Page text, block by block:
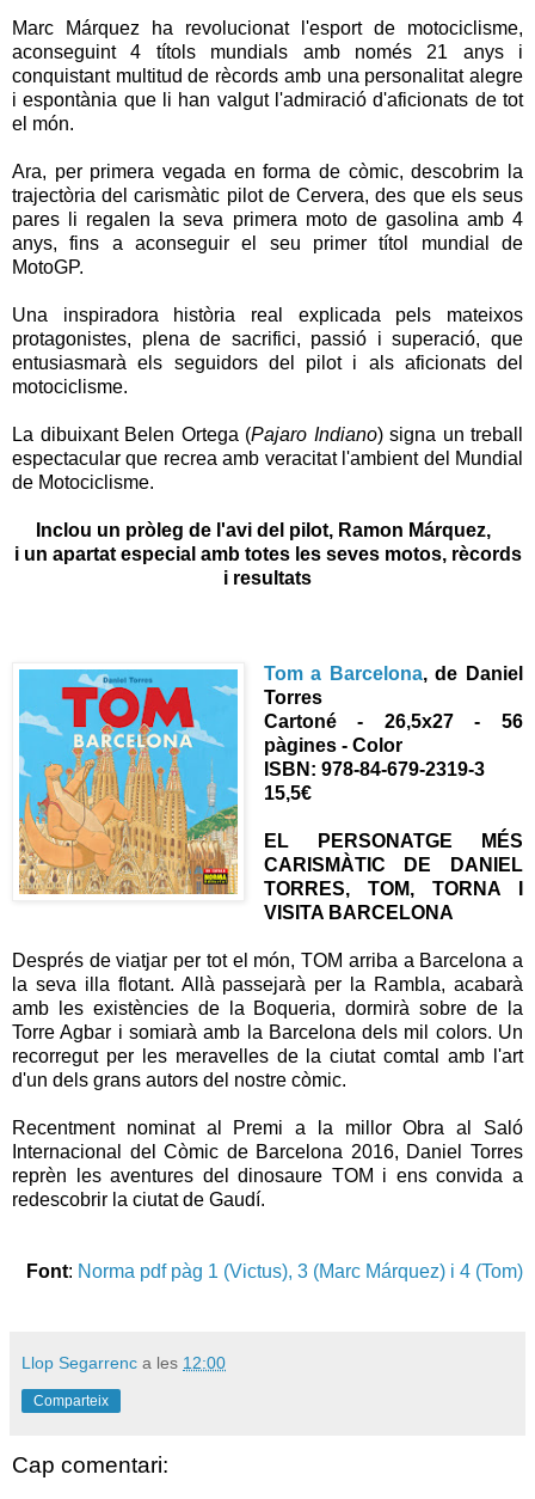
Marc Márquez ha revolucionat l'esport de motociclisme,
aconseguint 4 títols mundials amb només 21 anys i
conquistant multitud de rècords amb una personalitat alegre
i espontània que li han valgut l'admiració d'aficionats de tot
el món.
Ara, per primera vegada en forma de còmic, descobrim la
trajectòria del carismàtic pilot de Cervera, des que els seus
pares li regalen la seva primera moto de gasolina amb 4
anys, fins a aconseguir el seu primer títol mundial de
MotoGP.
Una inspiradora història real explicada pels mateixos
protagonistes, plena de sacrifici, passió i superació, que
entusiasmarà els seguidors del pilot i als aficionats del
motociclisme.
La dibuixant Belen Ortega (Pajaro Indiano) signa un treball
espectacular que recrea amb veracitat l'ambient del Mundial
de Motociclisme.
Inclou un pròleg de l'avi del pilot, Ramon Márquez,
i un apartat especial amb totes les seves motos, rècords
i resultats
Tom a Barcelona, de Daniel
Torres
Cartoné - 26,5x27 - 56
pàgines - Color
ISBN: 978-84-679-2319-3
15,5€
EL PERSONATGE MÉS
CARISMÀTIC DE DANIEL
TORRES, TOM, TORNA I
VISITA BARCELONA
Després de viatjar per tot el món, TOM arriba a Barcelona a
la seva illa flotant. Allà passejarà per la Rambla, acabarà
amb les existències de la Boqueria, dormirà sobre de la
Torre Agbar i somiarà amb la Barcelona dels mil colors. Un
recorregut per les meravelles de la ciutat comtal amb l'art
d'un dels grans autors del nostre còmic.
Recentment nominat al Premi a la millor Obra al Saló
Internacional del Còmic de Barcelona 2016, Daniel Torres
reprèn les aventures del dinosaure TOM i ens convida a
redescobrir la ciutat de Gaudí.
Font: Norma pdf pàg 1 (Victus), 3 (Marc Márquez) i 4 (Tom)
Llop Segarrenc a les 12:00
Comparteix
Cap comentari: